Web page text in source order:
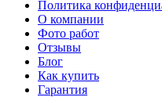
Политика
О компании
Фото работ
Отзывы
Блог
Как купить
Гарантия